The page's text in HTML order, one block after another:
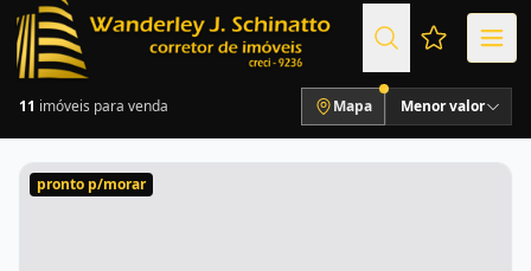
Favoritos
11 imóveis para venda Mapa Menor valor
pronto p/morar